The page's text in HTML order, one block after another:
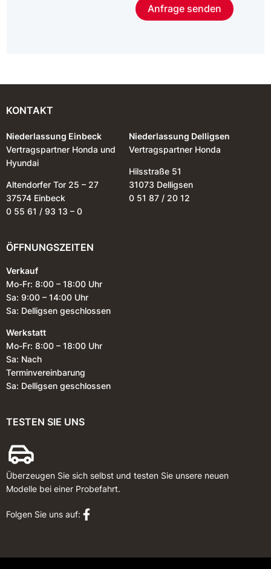
Anfrage senden
KONTAKT
Niederlassung Einbeck
Vertragspartner Honda und
Hyundai
Altendorfer Tor 25 – 27
37574 Einbeck
0 55 61 / 93 13 – 0
Niederlassung Delligsen
Vertragspartner Honda
Hilsstraße 51
31073 Delligsen
0 51 87 / 20 12
ÖFFNUNGSZEITEN
Verkauf
Mo-Fr: 8:00 – 18:00 Uhr
Sa: 9:00 – 14:00 Uhr
Sa: Delligsen geschlossen
Werkstatt
Mo-Fr: 8:00 – 18:00 Uhr
Sa: Nach
Terminvereinbarung
Sa: Delligsen geschlossen
TESTEN SIE UNS
Überzeugen Sie sich selbst und testen Sie unsere neuen
Modelle bei einer Probefahrt.
Folgen Sie uns auf: